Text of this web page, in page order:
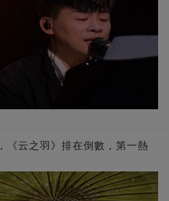
《云之羽》排在倒數，第一熱